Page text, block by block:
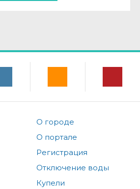
О городе
О портале
Регистрация
Отключение воды
Купели